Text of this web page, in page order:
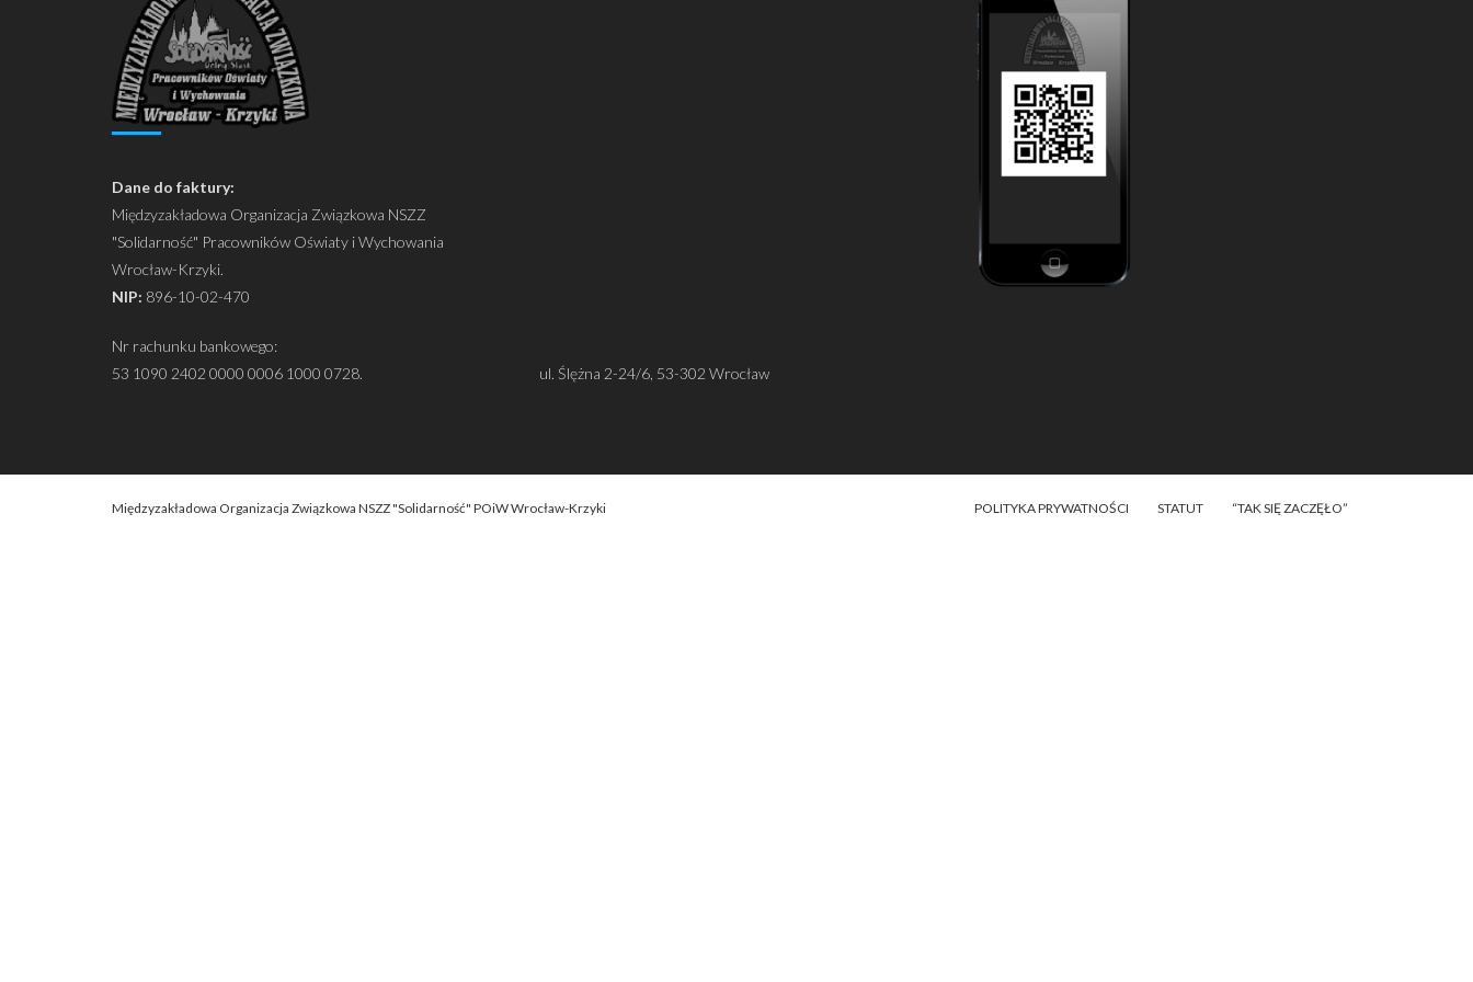
Dane do faktury:
Międzyzakładowa Organizacja Związkowa NSZZ
"Solidarność" Pracowników Oświaty i Wychowania
Wrocław-Krzyki.
NIP: 896-10-02-470
Nr rachunku bankowego:
53 1090 2402 0000 0006 1000 0728.
ul. Ślężna 2-24/6, 53-302 Wrocław
Międzyzakładowa Organizacja Związkowa NSZZ "Solidarność" POiW Wrocław-Krzyki POLITYKA PRYWATNOŚCI STATUT “TAK SIĘ ZACZĘŁO”